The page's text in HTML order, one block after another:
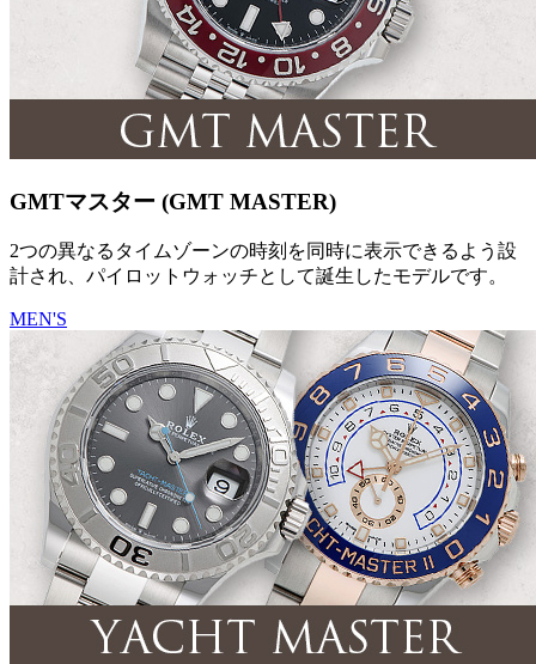
GMTマスター (GMT MASTER)
2つの異なるタイムゾーンの時刻を同時に表示できるよう設
計され、パイロットウォッチとして誕生したモデルです。
MEN'S